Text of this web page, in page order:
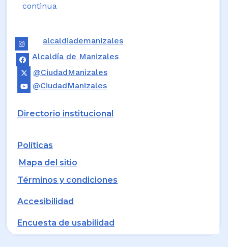
continua
alcaldiademanizales
Alcaldía de Manizales
@CiudadManizales
@CiudadManizales
Directorio institucional
Políticas
Mapa del sitio
Términos y condiciones
Accesibilidad
Encuesta de usabilidad